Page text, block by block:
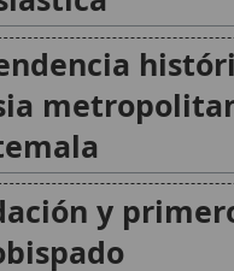
y primeros
y comienzos
al rango
y